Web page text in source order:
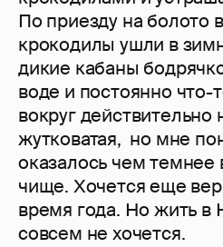
По приезду на болото
крокодилы ушли в
дикие кабаны
воде и постоянно что-
вокруг действительно
жутковатая, но мне
оказалось чем темнее
чище. Хочется еще
время года. Но жить
совсем не хочется.